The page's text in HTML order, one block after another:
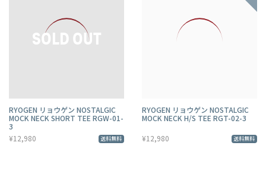
RYOGEN リョウゲン NOSTALGIC
MOCK NECK SHORT TEE RGW-01-
3
¥12,980
送料無料
RYOGEN リョウゲン NOSTALGIC
MOCK NECK H/S TEE RGT-02-3
¥12,980 送料無料